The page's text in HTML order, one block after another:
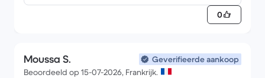
0
Moussa S.
Geverifieerde aankoop
Beoordeeld op 15-07-2026, Frankrijk.